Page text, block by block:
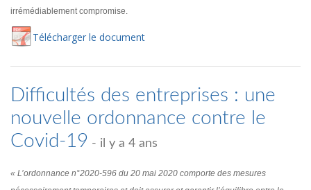
irrémédiablement compromise.
Télécharger le document
Difficultés des entreprises : une
nouvelle ordonnance contre le
Covid-19 - il y a 4 ans
« L’ordonnance n°2020-596 du 20 mai 2020 comporte des mesures